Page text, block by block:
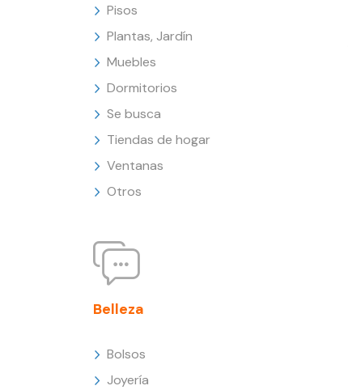
Pisos
Plantas, Jardín
Muebles
Dormitorios
Se busca
Tiendas de hogar
Ventanas
Otros
Belleza
Bolsos
Joyería